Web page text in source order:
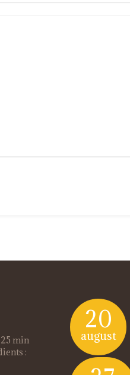
min
:
20
august